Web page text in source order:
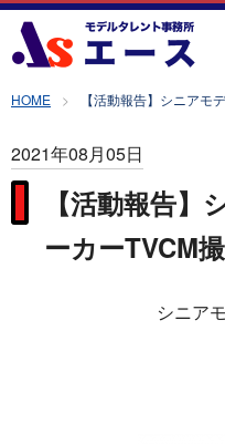
HOME 【活動報告】シニアモ
2021年08月05日
【活動報告】
ーカーTVCM
シニア